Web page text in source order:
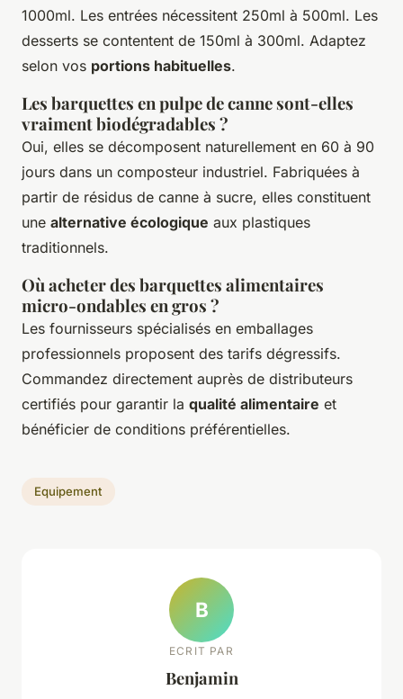
1000ml. Les entrées nécessitent 250ml à 500ml. Les
desserts se contentent de 150ml à 300ml. Adaptez
selon vos portions habituelles.
Les barquettes en pulpe de canne sont-elles
vraiment biodégradables ?
Oui, elles se décomposent naturellement en 60 à 90
jours dans un composteur industriel. Fabriquées à
partir de résidus de canne à sucre, elles constituent
une alternative écologique aux plastiques
traditionnels.
Où acheter des barquettes alimentaires
micro-ondables en gros ?
Les fournisseurs spécialisés en emballages
professionnels proposent des tarifs dégressifs.
Commandez directement auprès de distributeurs
certifiés pour garantir la qualité alimentaire et
bénéficier de conditions préférentielles.
Equipement
B
ECRIT PAR
Benjamin